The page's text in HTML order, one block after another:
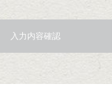
入力内容確認